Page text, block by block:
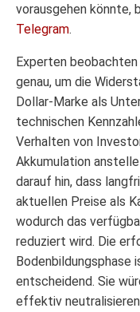
vorausgehen könnte,
Telegram.
Experten
genau, um die
Dollar-Marke als
technischen
Verhalten von
Akkumulation
darauf hin, dass
aktuellen Preise als
wodurch das
reduziert wird. Die
Bodenbildungsphase
entscheidend. Sie
effektiv